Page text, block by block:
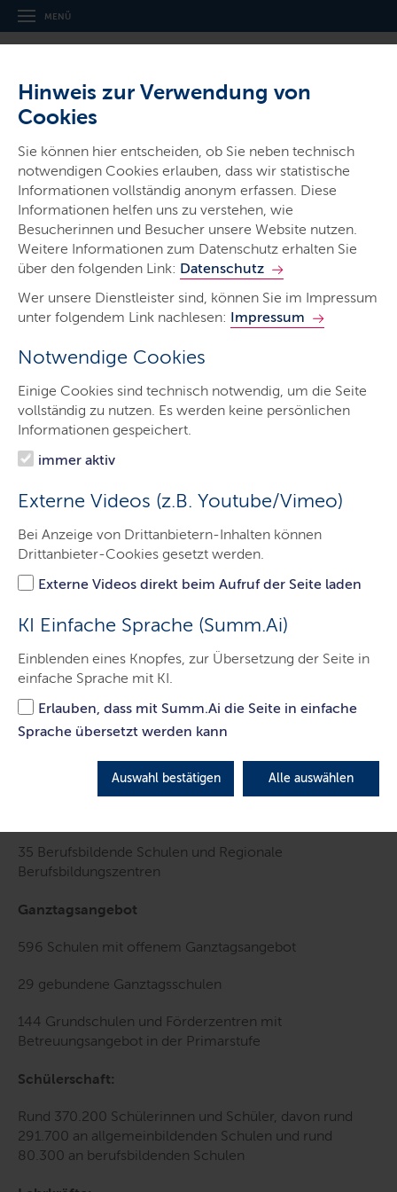
Hinweis zur Verwendung von
Cookies
Sie können hier entscheiden, ob Sie neben technisch
notwendigen Cookies erlauben, dass wir statistische
Informationen vollständig anonym erfassen. Diese
Informationen helfen uns zu verstehen, wie
Besucherinnen und Besucher unsere Website nutzen.
Weitere Informationen zum Datenschutz erhalten Sie
über den folgenden Link: Datenschutz
Wer unsere Dienstleister sind, können Sie im Impressum
unter folgendem Link nachlesen: Impressum
Notwendige Cookies
Einige Cookies sind technisch notwendig, um die Seite
vollständig zu nutzen. Es werden keine persönlichen
Informationen gespeichert.
immer aktiv
Externe Videos (z.B. Youtube/Vimeo)
Bei Anzeige von Drittanbietern-Inhalten können
Drittanbieter-Cookies gesetzt werden.
Externe Videos direkt beim Aufruf der Seite laden
KI Einfache Sprache (Summ.Ai)
Einblenden eines Knopfes, zur Übersetzung der Seite in
einfache Sprache mit KI.
Erlauben, dass mit Summ.Ai die Seite in einfache
Sprache übersetzt werden kann
Auswahl bestätigen Alle auswählen
MENÜ
Thema
Schulsystem
Bildung in Zahlen
Schulsystem auf einen Blick.
LETZTE AKTUALISIERUNG: 29.05.2026
Schulen:
795 öffentliche allgemein bildende und berufsbildende
Grundschulen und Förderzentren, 6
Gemeinschaftsschulen und Förderzentren)
100 Gymnasien (inklusive 1 Abendgymnasium)
136 Gemeinschaftsschulen ohne Oberstufe (inklusive 1
35 Berufsbildende Schulen und Regionale
Berufsbildungszentren
Ganztagsangebot
596 Schulen mit offenem Ganztagsangebot
29 gebundene Ganztagsschulen
144 Grundschulen und Förderzentren mit
Betreuungsangebot in der Primarstufe
Schülerschaft:
Rund 370.200 Schülerinnen und Schüler, davon rund
291.700 an allgemeinbildenden Schulen und rund
80.300 an berufsbildenden Schulen